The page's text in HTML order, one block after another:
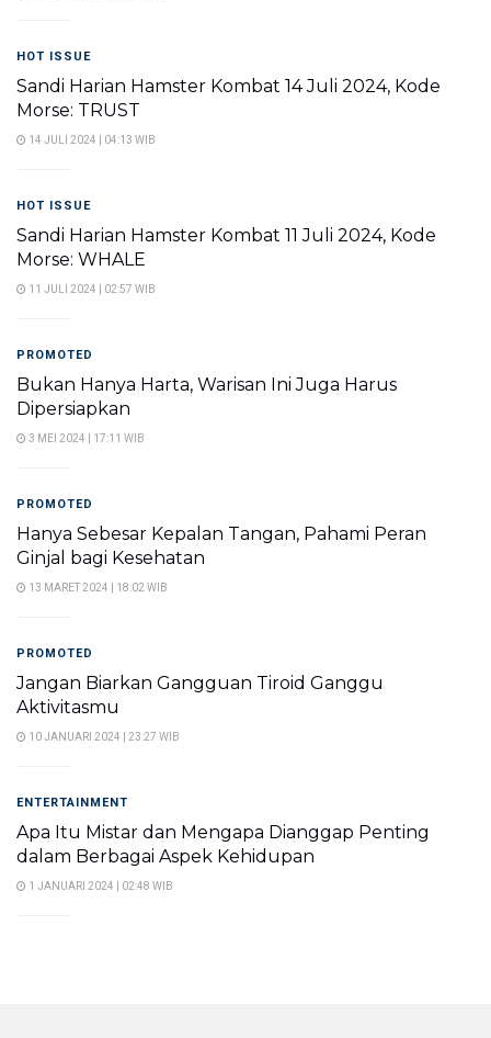
HOT ISSUE
Sandi Harian Hamster Kombat 14 Juli 2024, Kode
Morse: TRUST
14 JULI 2024 | 04:13 WIB
HOT ISSUE
Sandi Harian Hamster Kombat 11 Juli 2024, Kode
Morse: WHALE
11 JULI 2024 | 02:57 WIB
PROMOTED
Bukan Hanya Harta, Warisan Ini Juga Harus
Dipersiapkan
3 MEI 2024 | 17:11 WIB
PROMOTED
Hanya Sebesar Kepalan Tangan, Pahami Peran
Ginjal bagi Kesehatan
13 MARET 2024 | 18:02 WIB
PROMOTED
Jangan Biarkan Gangguan Tiroid Ganggu
Aktivitasmu
10 JANUARI 2024 | 23:27 WIB
ENTERTAINMENT
Apa Itu Mistar dan Mengapa Dianggap Penting
dalam Berbagai Aspek Kehidupan
1 JANUARI 2024 | 02:48 WIB